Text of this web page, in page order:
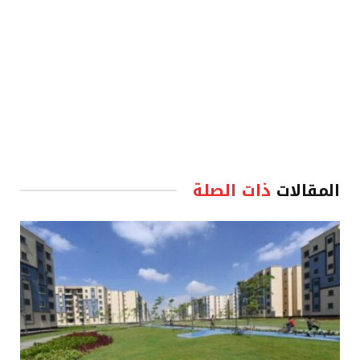
المقالات ذات الصلة